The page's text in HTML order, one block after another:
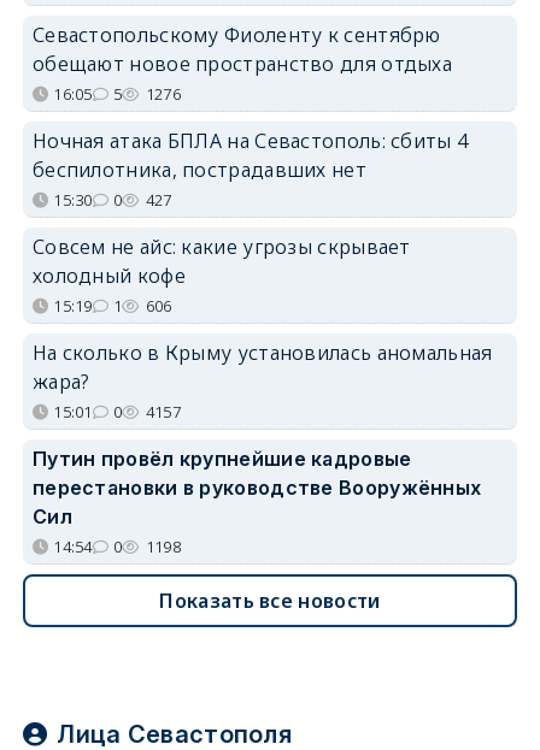
Севастопольскому Фиоленту к сентябрю
обещают новое пространство для отдыха
16:05 5 1276
Ночная атака БПЛА на Севастополь: сбиты 4
беспилотника, пострадавших нет
15:30 0 427
Совсем не айс: какие угрозы скрывает
холодный кофе
15:19 1 606
На сколько в Крыму установилась аномальная
жара?
15:01 0 4157
Путин провёл крупнейшие кадровые
перестановки в руководстве Вооружённых
Сил
14:54 0 1198
Показать все новости
Лица Севастополя